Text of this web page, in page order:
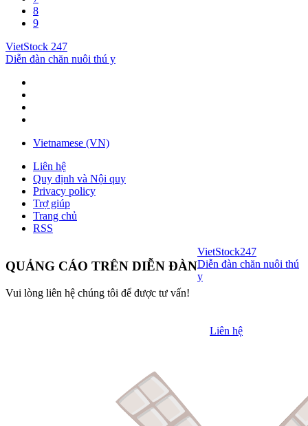
8
9
VietStock 247
Diễn đàn chăn nuôi thú y
Vietnamese (VN)
Liên hệ
Quy định và Nội quy
Privacy policy
Trợ giúp
Trang chủ
RSS
QUẢNG CÁO TRÊN DIỄN ĐÀN
Vui lòng liên hệ chúng tôi để được tư vấn!
Liên hệ
VietStock247
Diễn đàn chăn nuôi thú
y